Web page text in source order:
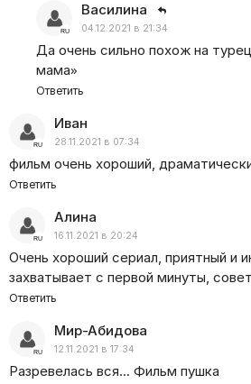
Василина
04.12.2021 в 21:34
Да очень сильно похож на
мама»
Ответить
Иван
28.11.2021 в 07:34
фильм очень хороший,
Ответить
Алина
16.11.2021 в 20:24
Очень хороший сериал, приятный и
захватывает с первой минуты,
Ответить
Мир-Абидова
12.11.2021 в 17:34
Разревелась вся… Фильм пушка